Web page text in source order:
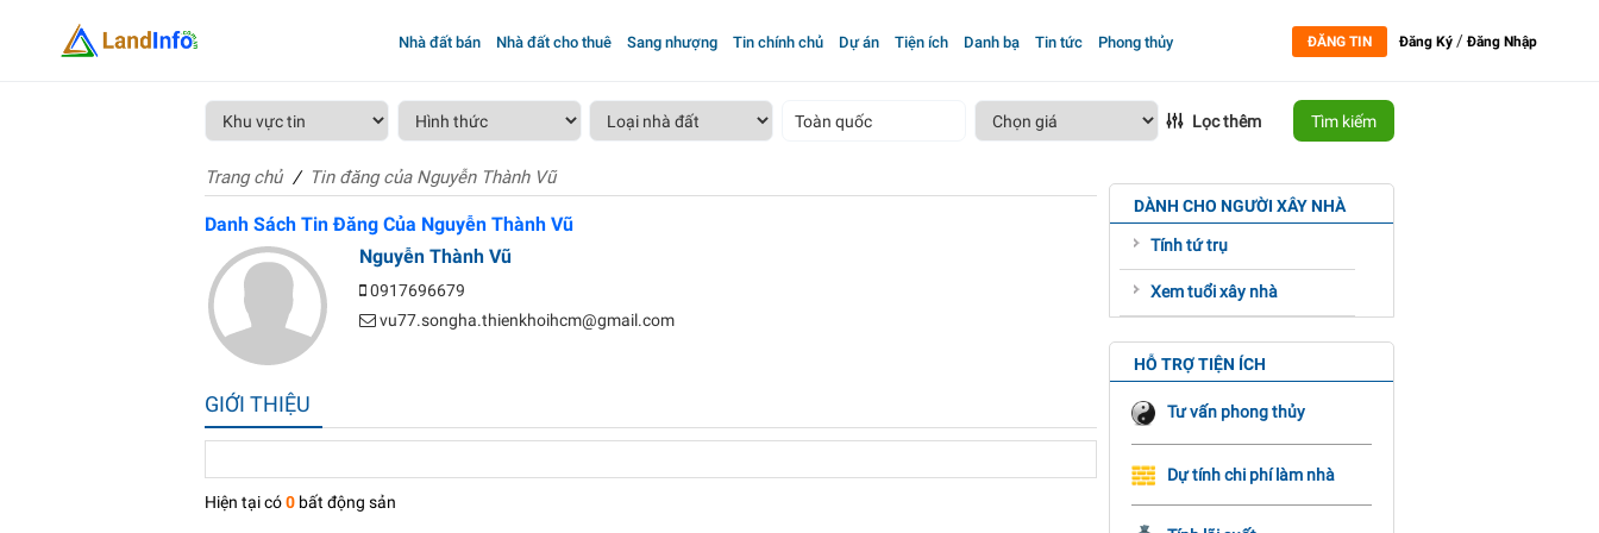
Nhà đất bán Nhà đất cho thuê Sang nhượng Tin chính chủ Dự án Tiện ích Danh bạ Tin tức Phong thủy ĐĂNG TIN Đăng Ký /Đăng Nhập
Toàn quốc Lọc thêm Tìm kiếm
Trang chủ Tin đăng của Nguyễn Thành Vũ
Danh Sách Tin Đăng Của Nguyễn Thành Vũ
Nguyễn Thành Vũ
0917696679
vu77.songha.thienkhoihcm@gmail.com
GIỚI THIỆU
Hiện tại có0 bất động sản
DÀNH CHO NGƯỜI XÂY NHÀ
Tính tứ trụ
Xem tuổi xây nhà
HỖ TRỢ TIỆN ÍCH
Tư vấn phong thủy
Dự tính chi phí làm nhà